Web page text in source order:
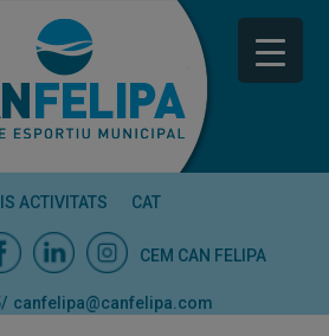
ACTIVITATS CAT
CEM CAN FELIPA
/ canfelipa@canfelipa.com